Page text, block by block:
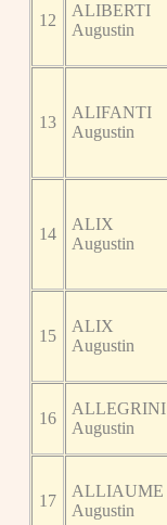
12
ALIBERTI
Augustin
13
ALIFANTI
Augustin
14
ALIX
Augustin
15
ALIX
Augustin
16
ALLEGRINI
Augustin
17
ALLIAUME
Augustin